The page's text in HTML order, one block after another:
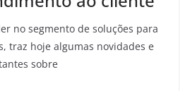
no segmento de soluções para
traz hoje algumas novidades e
sobre